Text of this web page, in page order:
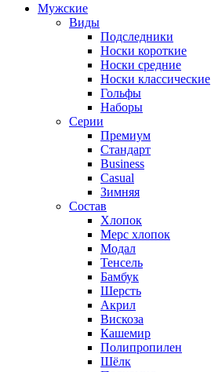
Мужские
Виды
Подследники
Носки короткие
Носки средние
Носки классические
Гольфы
Наборы
Серии
Премиум
Стандарт
Business
Casual
Зимняя
Состав
Хлопок
Мерс хлопок
Модал
Тенсель
Бамбук
Шерсть
Акрил
Вискоза
Кашемир
Полипропилен
Шёлк